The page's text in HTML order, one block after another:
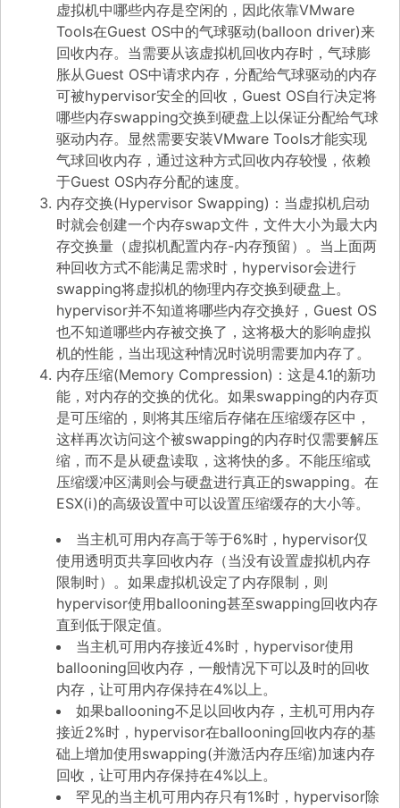
虚拟机中哪些内存是空闲的，因此依靠VMware
Tools在Guest OS中的气球驱动(balloon driver)来
回收内存。当需要从该虚拟机回收内存时，气球膨
胀从Guest OS中请求内存，分配给气球驱动的内存
可被hypervisor安全的回收，Guest OS自行决定将
哪些内存swapping交换到硬盘上以保证分配给气球
驱动内存。显然需要安装VMware Tools才能实现
气球回收内存，通过这种方式回收内存较慢，依赖
于Guest OS内存分配的速度。
内存交换(Hypervisor Swapping)：当虚拟机启动
时就会创建一个内存swap文件，文件大小为最大内
存交换量（虚拟机配置内存-内存预留）。当上面两
种回收方式不能满足需求时，hypervisor会进行
swapping将虚拟机的物理内存交换到硬盘上。
hypervisor并不知道将哪些内存交换好，Guest OS
也不知道哪些内存被交换了，这将极大的影响虚拟
机的性能，当出现这种情况时说明需要加内存了。
内存压缩(Memory Compression)：这是4.1的新功
能，对内存的交换的优化。如果swapping的内存页
是可压缩的，则将其压缩后存储在压缩缓存区中，
这样再次访问这个被swapping的内存时仅需要解压
缩，而不是从硬盘读取，这将快的多。不能压缩或
压缩缓冲区满则会与硬盘进行真正的swapping。在
ESX(i)的高级设置中可以设置压缩缓存的大小等。
当主机可用内存高于等于6%时，hypervisor仅
使用透明页共享回收内存（当没有设置虚拟机内存
限制时）。如果虚拟机设定了内存限制，则
hypervisor使用ballooning甚至swapping回收内存
直到低于限定值。
当主机可用内存接近4%时，hypervisor使用
ballooning回收内存，一般情况下可以及时的回收
内存，让可用内存保持在4%以上。
如果ballooning不足以回收内存，主机可用内存
接近2%时，hypervisor在ballooning回收内存的基
础上增加使用swapping(并激活内存压缩)加速内存
回收，让可用内存保持在4%以上。
罕见的当主机可用内存只有1%时，hypervisor除